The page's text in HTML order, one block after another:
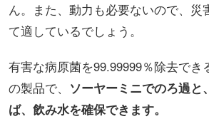
ん。また、動力も必要ないので、災
て適しているでしょう。
有害な病原菌を99.99999％除去でき
の製品で、 ソーヤーミニでのろ過と
ば、飲み水を確保できます。